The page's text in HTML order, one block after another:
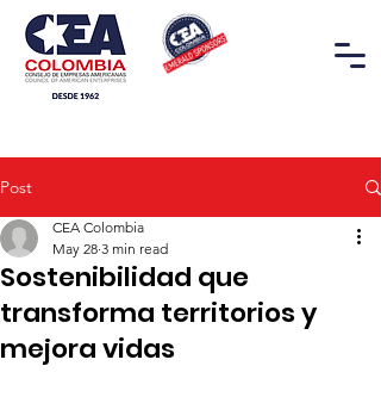
Post
Sostenibilidad que
transforma territorios y
mejora vidas
CEA Colombia
May 28 3 min read